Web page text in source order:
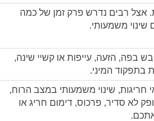
אצל רבים נדרש פרק זמן של כמה
משמעותי.
בפה, הזעה, עייפות או קשיי שינה,
בתפקוד המיני.
חריגות, שינוי משמעותי במצב הרוח,
לא סדיר, פרכוס, דימום חריג או